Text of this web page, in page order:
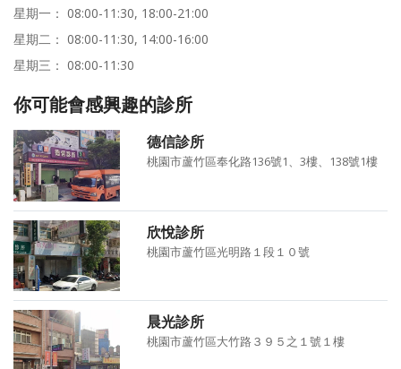
星期一： 08:00-11:30, 18:00-21:00
星期二： 08:00-11:30, 14:00-16:00
星期三： 08:00-11:30
你可能會感興趣的診所
德信診所
桃園市蘆竹區奉化路136號1、3樓、138號1樓
欣悅診所
桃園市蘆竹區光明路１段１０號
晨光診所
桃園市蘆竹區大竹路３９５之１號１樓